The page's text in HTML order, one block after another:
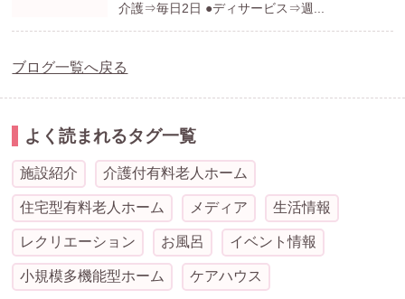
介護⇒毎日2日 ●ディサービス⇒週...
ブログ一覧へ戻る
よく読まれるタグ一覧
施設紹介 介護付有料老人ホーム
住宅型有料老人ホーム メディア 生活情報
レクリエーション お風呂 イベント情報
小規模多機能型ホーム ケアハウス